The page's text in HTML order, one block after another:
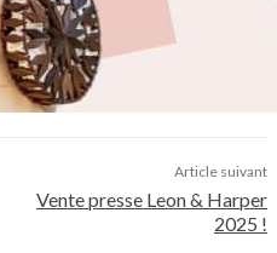
Article suivant
Vente presse Leon & Harper
2025 !